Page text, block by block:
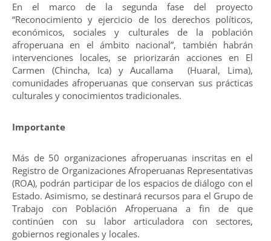
En el marco de la segunda fase del proyecto
“Reconocimiento y ejercicio de los derechos políticos,
económicos, sociales y culturales de la población
afroperuana en el ámbito nacional”, también habrán
intervenciones locales, se priorizarán acciones en El
Carmen (Chincha, Ica) y Aucallama (Huaral, Lima),
comunidades afroperuanas que conservan sus prácticas
culturales y conocimientos tradicionales.
Importante
Más de 50 organizaciones afroperuanas inscritas en el
Registro de Organizaciones Afroperuanas Representativas
(ROA), podrán participar de los espacios de diálogo con el
Estado. Asimismo, se destinará recursos para el Grupo de
Trabajo con Población Afroperuana a fin de que
continúen con su labor articuladora con sectores,
gobiernos regionales y locales.